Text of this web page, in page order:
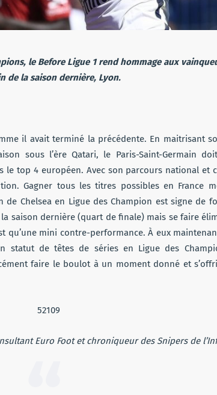
le Before Ligue 1 rend hommage aux
de la saison dernière, Lyon.
il avait terminé la précédente. En maitrisant
sous l’ère Qatari, le Paris-Saint-Germain
le top 4 européen. Avec son parcours national et
Gagner tous les titres possibles en France
de Chelsea en Ligue des Champion est signe de
saison dernière (quart de finale) mais se faire
qu’une mini contre-performance. À eux
statut de têtes de séries en Ligue des
faire le boulot à un moment donné et
Euro Foot et chroniqueur des Snipers de